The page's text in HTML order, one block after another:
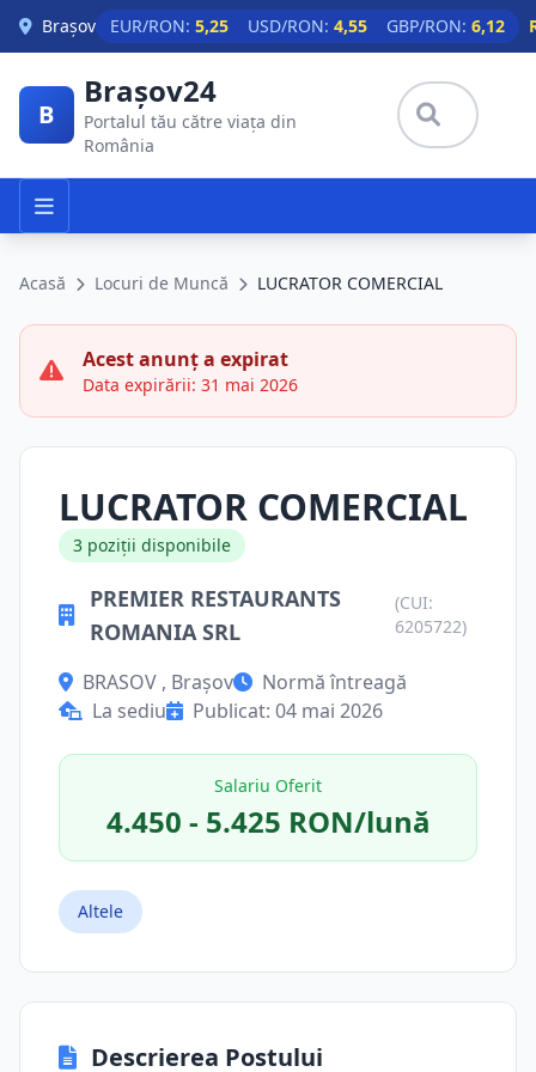
Skip to main content
Brașov EUR/RON: 5,25 USD/RON: 4,55 GBP/RON: 6,12
B
Brașov24
Portalul tău către viața din
România
Acasă Locuri de Muncă LUCRATOR COMERCIAL
Acest anunț a expirat
Data expirării: 31 mai 2026
LUCRATOR COMERCIAL
3 poziții disponibile
PREMIER RESTAURANTS
ROMANIA SRL
(CUI:
6205722)
BRASOV , Brașov
Normă întreagă
La sediu
Publicat: 04 mai 2026
Salariu Oferit
4.450 - 5.425 RON/lună
Altele
Descrierea Postului